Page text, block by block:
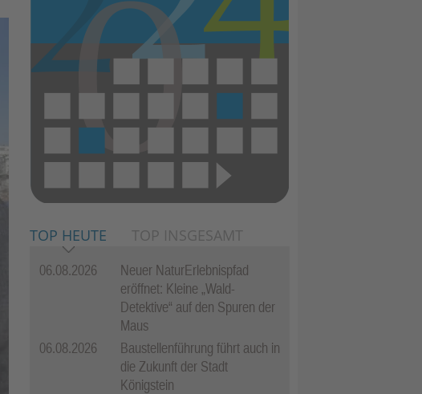
TOP HEUTE TOP INSGESAMT
06.08.2026
Neuer NaturErlebnispfad
eröffnet: Kleine „Wald-
Detektive“ auf den Spuren der
Maus
06.08.2026
Baustellenführung führt auch in
die Zukunft der Stadt
Königstein